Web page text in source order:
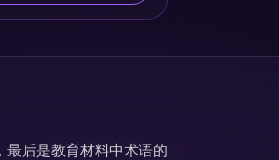
后是教育材料中术语的